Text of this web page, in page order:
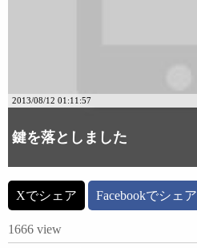
2013/08/12 01:11:57
鍵を落としました
Xでシェア Facebookでシェア
1666 view